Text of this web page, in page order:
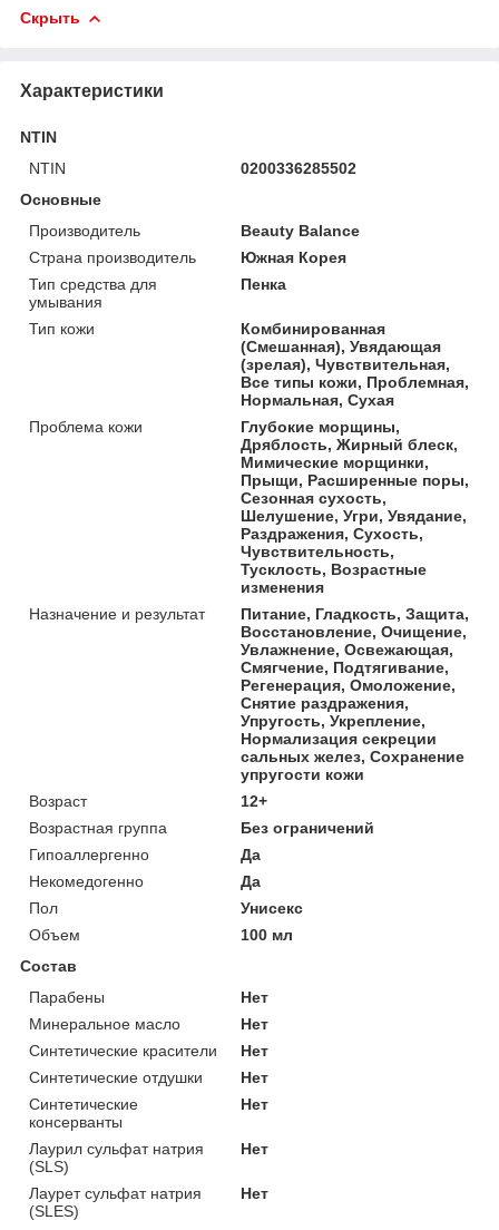
Скрыть
Характеристики
NTIN
NTIN
0200336285502
Основные
Производитель
Beauty Balance
Страна производитель
Южная Корея
Тип средства для
умывания
Пенка
Тип кожи
Комбинированная
(Смешанная), Увядающая
(зрелая), Чувствительная,
Все типы кожи, Проблемная,
Нормальная, Сухая
Проблема кожи
Глубокие морщины,
Дряблость, Жирный блеск,
Мимические морщинки,
Прыщи, Расширенные поры,
Сезонная сухость,
Шелушение, Угри, Увядание,
Раздражения, Сухость,
Чувствительность,
Тусклость, Возрастные
изменения
Назначение и результат
Питание, Гладкость, Защита,
Восстановление, Очищение,
Увлажнение, Освежающая,
Смягчение, Подтягивание,
Регенерация, Омоложение,
Снятие раздражения,
Упругость, Укрепление,
Нормализация секреции
сальных желез, Сохранение
упругости кожи
Возраст
12+
Возрастная группа
Без ограничений
Гипоаллергенно
Да
Некомедогенно
Да
Пол
Унисекс
Объем
100 мл
Состав
Парабены
Нет
Минеральное масло
Нет
Синтетические красители
Нет
Синтетические отдушки
Нет
Синтетические
консерванты
Нет
Лаурил сульфат натрия
(SLS)
Нет
Лаурет сульфат натрия
(SLES)
Нет